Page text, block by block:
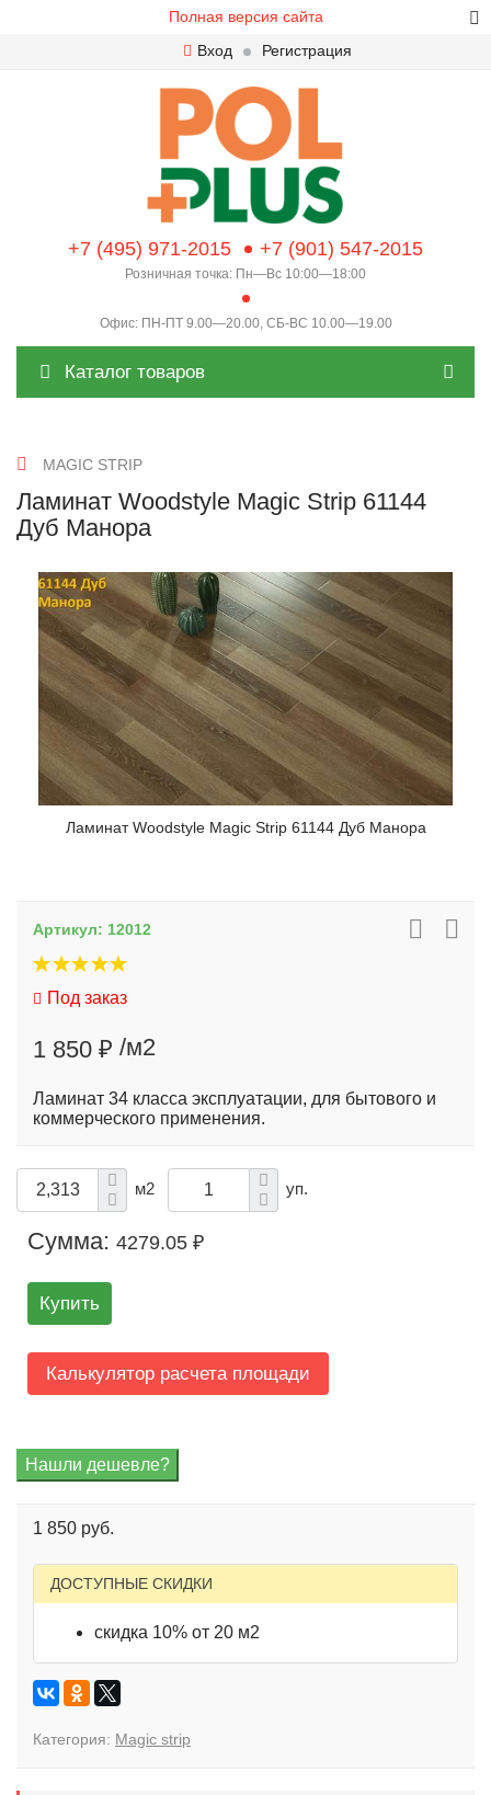
Полная версия сайта
Вход
Регистрация
+7 (495) 971-2015 +7 (901) 547-2015
Розничная точка: Пн—Вс 10:00—18:00
Офис: ПН-ПТ 9.00—20.00, СБ-ВС 10.00—19.00
Каталог товаров
MAGIC STRIP
Ламинат Woodstyle Magic Strip 61144
Дуб Манора
Ламинат Woodstyle Magic Strip 61144 Дуб Манора
Артикул: 12012
Под заказ
1 850 ₽ /м2
Ламинат 34 класса эксплуатации, для бытового и
коммерческого применения.
м2 уп.
Сумма: 4279.05 ₽
Купить
Калькулятор расчета площади
1 850 руб.
ДОСТУПНЫЕ СКИДКИ
скидка 10% от 20 м2
Категория: Magic strip